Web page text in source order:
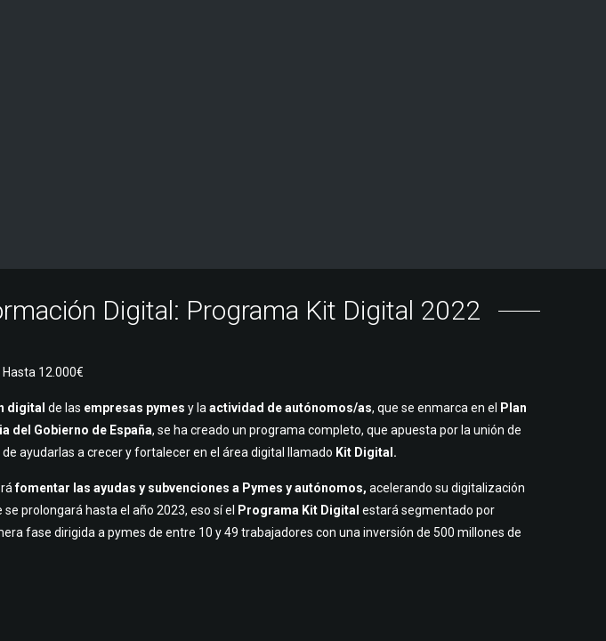
Digital: Programa Kit Digital 2022
12.000€
digital de las empresas pymes y laactividad de autónomos/as, que se enmarca en el
Plan
del Gobierno de España, se ha creado un programa completo, que apuesta por la unión de
ayudarlas a crecer y fortalecer en el área digital llamado Kit Digital.
fomentar las ayudas y subvenciones a Pymes y autónomos, acelerando su digitalización
prolongará hasta el año 2023, eso sí el
Programa Kit Digital estará segmentado por
fase dirigida a pymes de entre 10 y 49 trabajadores con una inversión de 500 millones de